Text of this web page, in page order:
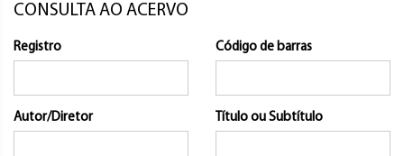
CONSULTA AO ACERVO
Registro Código de barras
Autor/Diretor Título ou Subtítulo